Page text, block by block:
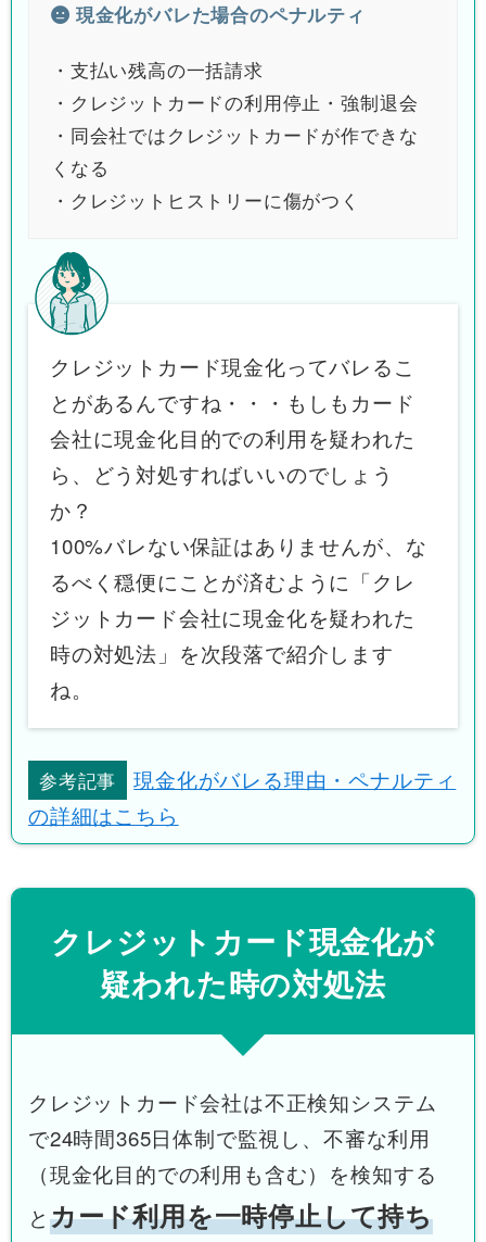
現金化がバレた場合のペナルティ
・支払い残高の一括請求
・クレジットカードの利用停止・強制退会
・同会社ではクレジットカードが作できな
くなる
・クレジットヒストリーに傷がつく
クレジットカード現金化ってバレるこ
とがあるんですね・・・もしもカード
会社に現金化目的での利用を疑われた
ら、どう対処すればいいのでしょう
か？
100%バレない保証はありませんが、な
るべく穏便にことが済むように「クレ
ジットカード会社に現金化を疑われた
時の対処法」を次段落で紹介します
ね。
参考記事
現金化がバレる理由・ペナルティ
の詳細はこちら
クレジットカード現金化が
疑われた時の対処法
クレジットカード会社は不正検知システム
で24時間365日体制で監視し、不審な利用
（現金化目的での利用も含む）を検知する
とカード利用を一時停止して持ち